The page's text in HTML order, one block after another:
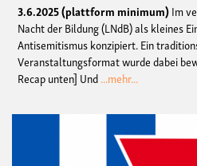
3.6.2025 plattform minimum Im
Nacht der Bildung (LNdB) als kleines
Antisemitismus konzipiert. Ein
Veranstaltungsformat wurde dabei
Recap unten] Und...mehr...